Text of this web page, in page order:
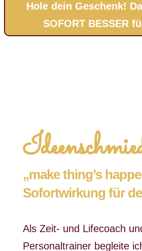
Hole dein Geschenk!
SOFORT BESSER
„make thing’s
Sofortwirkung für
Als Zeit- und Lifecoach
Personaltrainer begleite